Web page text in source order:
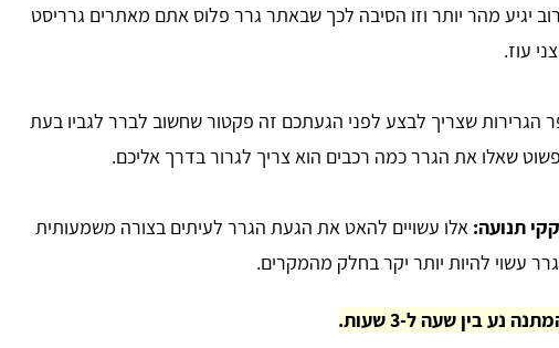
יגיע מהר יותר וזו הסיבה לכך שבאתר גרר פלוס אתם מאתרים גרריסט
עוז.
הגרירות שצריך לבצע לפני הגעתכם זה פקטור שחשוב לברר לגביו בעת
שאלו את הגרר כמה רכבים הוא צריך לגרור בדרך אליכם.
תנועה: אלו עשויים להאט את הגעת הגרר לעיתים בצורה משמעותית
עשוי להיות יותר יקר בחלק מהמקרים.
נע בין שעה ל-3 שעות.